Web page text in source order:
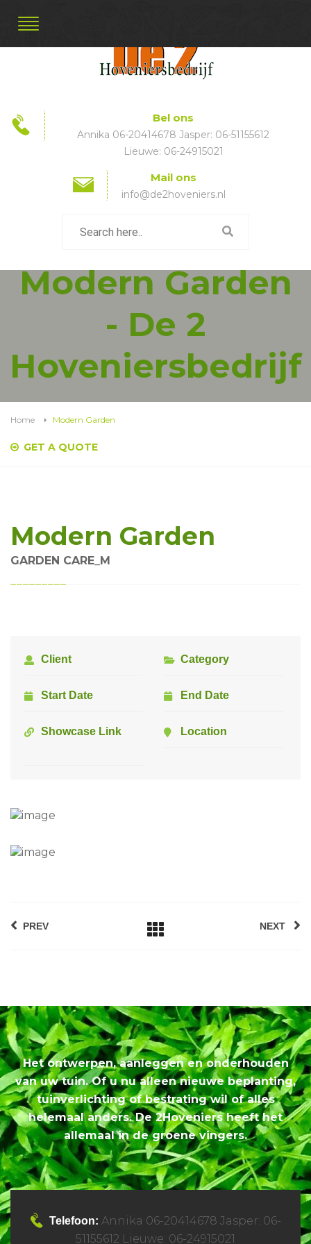
Bel ons
Annika 06-20414678 Jasper: 06-51155612
Lieuwe: 06-24915021
Mail ons
info@de2hoveniers.nl
Modern Garden
- De 2
Hoveniersbedrijf
Home Modern Garden
GET A QUOTE
Modern Garden
GARDEN CARE_M
Client Category
Start Date End Date
Showcase Link Location
PREV NEXT
Het ontwerpen, aanleggen en onderhouden
van uw tuin. Of u nu alleen nieuwe beplanting,
tuinverlichting of bestrating wil of alles
helemaal anders. De 2Hoveniers heeft het
allemaal in de groene vingers.
Telefoon: Annika 06-20414678 Jasper: 06-
51155612 Lieuwe: 06-24915021